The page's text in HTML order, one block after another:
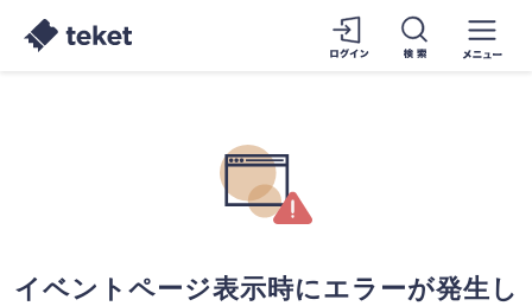
イベントページ表示時にエラーが発生し